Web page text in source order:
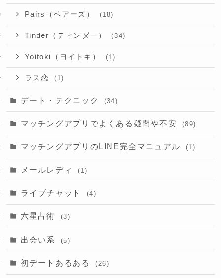
Pairs（ペアーズ） (18)
Tinder（ティンダー） (34)
Yoitoki（ヨイトキ） (1)
ラス恋 (1)
デート・テクニック (34)
マッチングアプリでよくある疑問や不安 (89)
マッチングアプリのLINE完全マニュアル (1)
メールレディ (1)
ライブチャット (4)
六星占術 (3)
出会い系 (5)
初デートあるある (26)